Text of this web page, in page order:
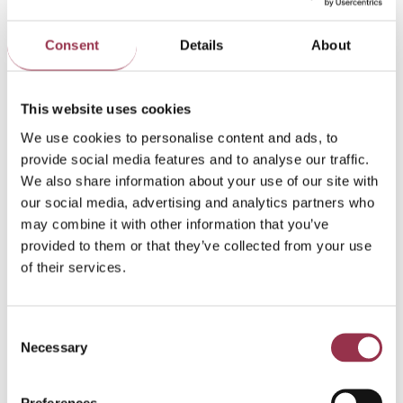
Consent Details About
This website uses cookies
We use cookies to personalise content and ads, to
provide social media features and to analyse our traffic.
We also share information about your use of our site with
our social media, advertising and analytics partners who
may combine it with other information that you’ve
provided to them or that they’ve collected from your use
of their services.
Selection
Necessary
resultaten en stuurt bij waar nodig
Je coacht collega's en geeft werkbegeleiding op
het gebied van systeemtherapie
Je werkt nauw samen in het multidisciplinaire team
en pakt casuïstiek waar mogelijk samen op
Je draagt bij aan de doorontwikkeling van
methodieken en systeemgericht werken binnen de
organisatie
Als je affiniteit hebt met het geven van supervisie